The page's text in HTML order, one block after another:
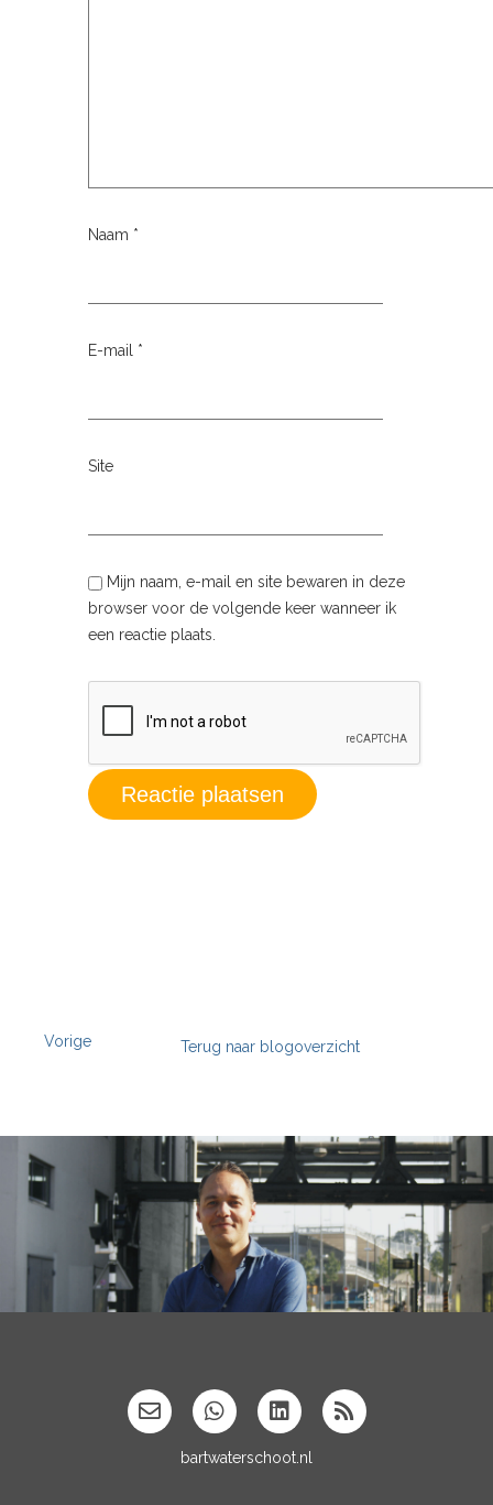
Naam *
E-mail *
Site
Mijn naam, e-mail en site bewaren in deze
browser voor de volgende keer wanneer ik
een reactie plaats.
Vorige Terug naar blogoverzicht
bartwaterschoot.nl